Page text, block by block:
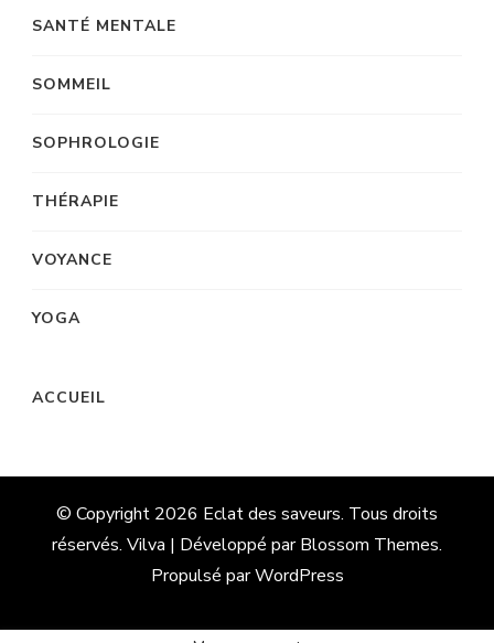
SANTÉ MENTALE
SOMMEIL
SOPHROLOGIE
THÉRAPIE
VOYANCE
YOGA
ACCUEIL
© Copyright 2026 Eclat des saveurs. Tous droits
réservés. Vilva | Développé parBlossom Themes.
Propulsé parWordPress